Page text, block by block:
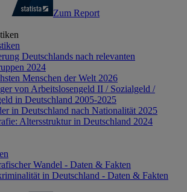
Zum Report
Deutschlands nach relevanten
2024
Menschen der Welt 2026
von Arbeitslosengeld II / Sozialgeld /
in Deutschland 2005-2025
in Deutschland nach Nationalität 2025
Altersstruktur in Deutschland 2024
Wandel - Daten & Fakten
in Deutschland - Daten & Fakten